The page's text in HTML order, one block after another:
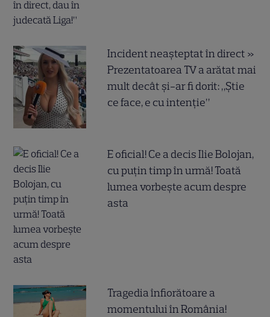
Incident neașteptat în direct »
Prezentatoarea TV a arătat mai
mult decât și-ar fi dorit: „Știe
ce face, e cu intenție”
E oficial! Ce a decis Ilie Bolojan,
cu puțin timp în urmă! Toată
lumea vorbește acum despre
asta
Tragedia înfiorătoare a
momentului în România!